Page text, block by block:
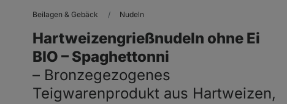
Beilagen & Gebäck Nudeln
Hartweizengrießnudeln ohne Ei
BIO ⁠–⁠ Spaghettonni
⁠–⁠ Bronzegezogenes
Teigwarenprodukt aus Hartweizen,